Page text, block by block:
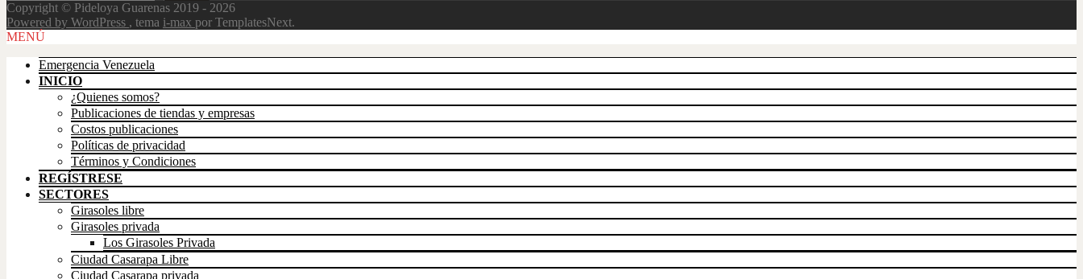
Copyright © Pideloya Guarenas 2019 - 2026
Powered by WordPress , tema i-max por TemplatesNext.
Scroll
MENÚ
Emergencia Venezuela
INICIO
¿Quienes somos?
Publicaciones de tiendas y empresas
Costos publicaciones
Políticas de privacidad
Términos y Condiciones
REGÍSTRESE
SECTORES
Girasoles libre
Girasoles privada
Los Girasoles Privada
Ciudad Casarapa Libre
Ciudad Casarapa privada